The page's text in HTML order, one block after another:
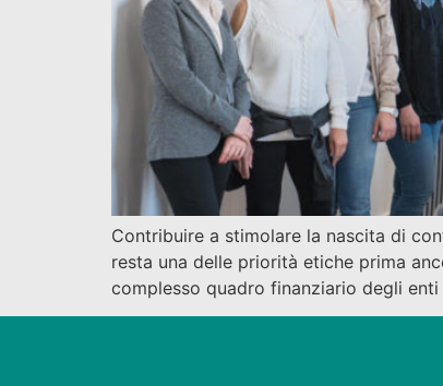
Contribuire a stimolare la nascita di
resta una delle priorità etiche prima
complesso quadro finanziario degli